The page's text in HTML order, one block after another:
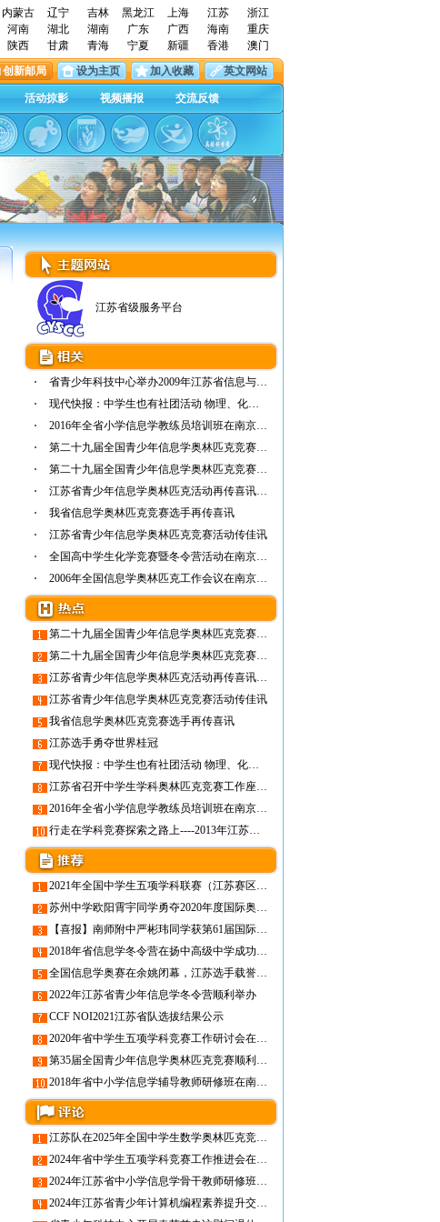
内蒙古 辽宁 吉林 黑龙江 上海 江苏
浙江
河南 湖北 湖南 广东 广西 海南
重庆
陕西 甘肃 青海 宁夏 新疆 香港
澳门
创新邮局 设为主页 加入收藏 英文网站
活动掠影 视频播报 交流反馈
江苏省级服务平台
省青少年科技中心举办2009年江苏省信息与未来…
现代快报：中学生也有社团活动 物理、化学不…
2016年全省小学信息学教练员培训班在南京成功…
第二十九届全国青少年信息学奥林匹克竞赛（NO…
第二十九届全国青少年信息学奥林匹克竞赛（NO…
江苏省青少年信息学奥林匹克活动再传喜讯——…
我省信息学奥林匹克竞赛选手再传喜讯
江苏省青少年信息学奥林匹克竞赛活动传佳讯
全国高中学生化学竞赛暨冬令营活动在南京举行
2006年全国信息学奥林匹克工作会议在南京召开
第二十九届全国青少年信息学奥林匹克竞赛（NOI2012）在江苏省常州高级中学隆重开幕
第二十九届全国青少年信息学奥林匹克竞赛（NOI2012）在常州顺利落幕
江苏省青少年信息学奥林匹克活动再传喜讯——我省选手顾昱洲同学勇夺国际信息学奥赛金牌
江苏省青少年信息学奥林匹克竞赛活动传佳讯
我省信息学奥林匹克竞赛选手再传喜讯
江苏选手勇夺世界桂冠
现代快报：中学生也有社团活动 物理、化学不再枯燥无味
江苏省召开中学生学科奥林匹克竞赛工作座谈会 共同探讨新形势下学科奥赛活动的健康可持续发展
2016年全省小学信息学教练员培训班在南京成功举行
行走在学科竞赛探索之路上----2013年江苏省中学生学科奥林匹克竞赛工作会顺利召开
2021年全国中学生五项学科联赛（江苏赛区） 督查工作座谈会在南京召开
苏州中学欧阳霄宇同学勇夺2020年度国际奥林匹克物理竞赛金牌
【喜报】南师附中严彬玮同学获第61届国际数学奥林匹克竞赛银牌
2018年省信息学冬令营在扬中高级中学成功举办
全国信息学奥赛在余姚闭幕，江苏选手载誉归来 金牌数量全国第二
2022年江苏省青少年信息学冬令营顺利举办
CCF NOI2021江苏省队选拔结果公示
2020年省中学生五项学科竞赛工作研讨会在南京召开
第35届全国青少年信息学奥林匹克竞赛顺利闭幕----江苏代表队载誉归来
2018年省中小学信息学辅导教师研修班在南京成功举行
江苏队在2025年全国中学生数学奥林匹克竞赛（决赛）中喜获佳绩
2024年省中学生五项学科竞赛工作推进会在南京召开
2024年江苏省中小学信息学骨干教师研修班在常州举办
2024年江苏省青少年计算机编程素养提升交流活动在南京举办